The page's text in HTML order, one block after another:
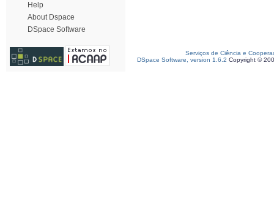
Help
About Dspace
DSpace Software
Serviços de Ciência e
DSpace Software, version 1.6.2 Copyright ©